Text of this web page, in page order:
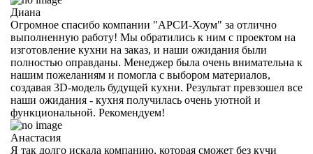
Диана
Огромное спасибо компании "АРСИ-Хоум" за отлично
выполненную работу! Мы обратились к ним с проектом на
изготовление кухни на заказ, и наши ожидания были
полностью оправданы. Менеджер была очень внимательна к
нашим пожеланиям и помогла с выбором материалов,
создавая 3D-модель будущей кухни. Результат превзошел все
наши ожидания - кухня получилась очень уютной и
функциональной. Рекомендуем!
Анастасия
Я так долго искала компанию, которая сможет без кучи